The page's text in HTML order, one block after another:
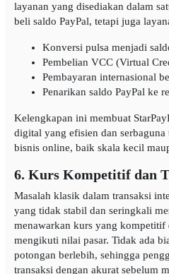
layanan yang disediakan dalam
beli saldo PayPal, tetapi juga
Konversi pulsa menjadi
Pembelian VCC (Virtual
Pembayaran internasional
Penarikan saldo PayPal ke
Kelengkapan ini membuat
digital yang efisien dan
bisnis online, baik skala kecil
6. Kurs Kompetitif dan
Masalah klasik dalam transaksi
yang tidak stabil dan seringkali
menawarkan kurs yang kompetitif
mengikuti nilai pasar. Tidak ada
potongan berlebih, sehingga
transaksi dengan akurat sebelum